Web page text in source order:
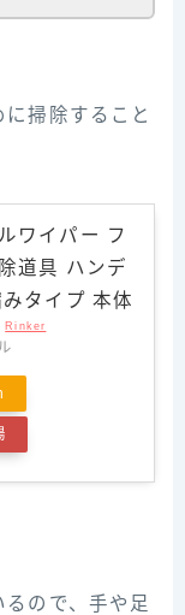
掃除すること
ワイパー フ
道具 ハンデ
タイプ 本体
Rinker
ので、手や足